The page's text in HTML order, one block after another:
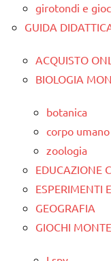
girotondi e
GUIDA
ACQUISTO
BIOLOGIA
botanica
corpo umano
zoologia
EDUCAZIONE
ESPERIMENTI
GEOGRAFIA
GIOCHI